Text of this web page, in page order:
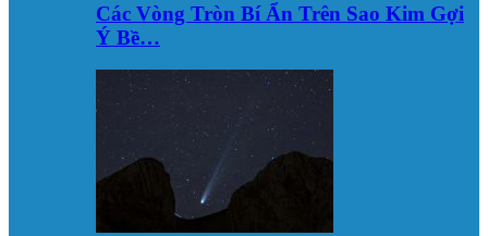
Các Vòng Tròn Bí Ẩn Trên Sao Kim Gợi
Ý Bề…